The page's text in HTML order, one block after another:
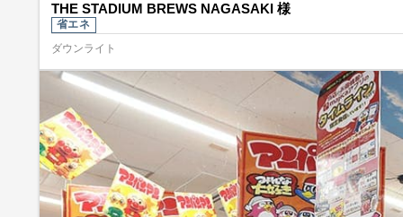
THE STADIUM BREWS NAGASAKI 様
省エネ
ダウンライト